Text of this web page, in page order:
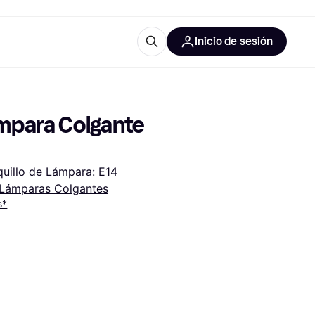
Inicio de sesión
Colgante
de Lámpara: E14
Lámparas Colgantes